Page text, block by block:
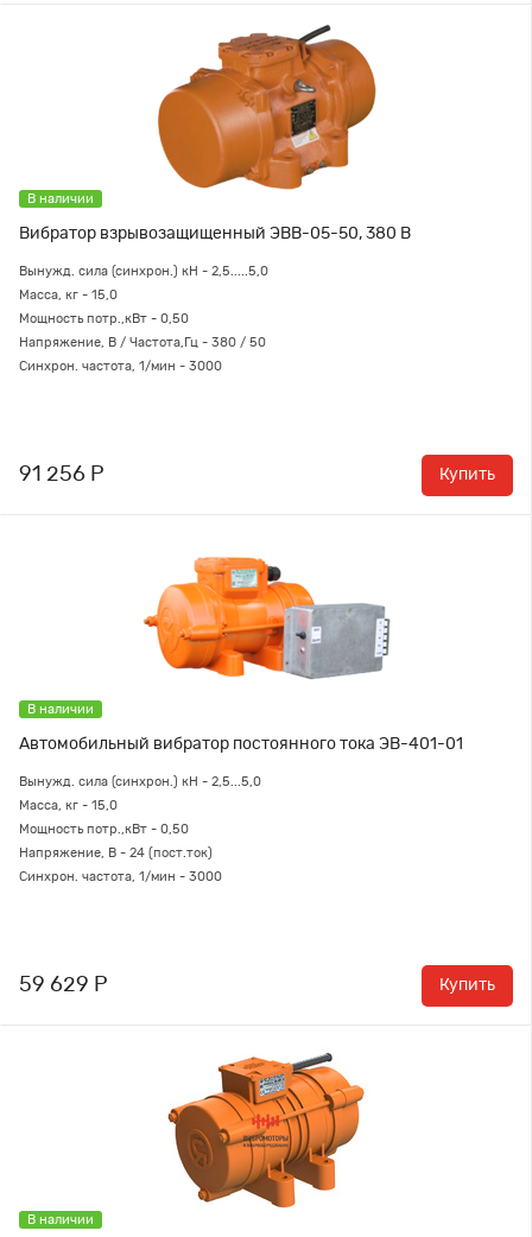
В наличии
Вибратор взрывозащищенный ЭВВ-05-50, 380 В
Вынужд. сила (синхрон.) кН - 2,5.....5,0
Масса, кг - 15,0
Мощность потр.,кВт - 0,50
Напряжение, В / Частота,Гц - 380 / 50
Синхрон. частота, 1/мин - 3000
91 256 Р Купить
В наличии
Автомобильный вибратор постоянного тока ЭВ-401-01
Вынужд. сила (синхрон.) кН - 2,5...5,0
Масса, кг - 15,0
Мощность потр.,кВт - 0,50
Напряжение, В - 24 (пост.ток)
Синхрон. частота, 1/мин - 3000
59 629 Р Купить
В наличии